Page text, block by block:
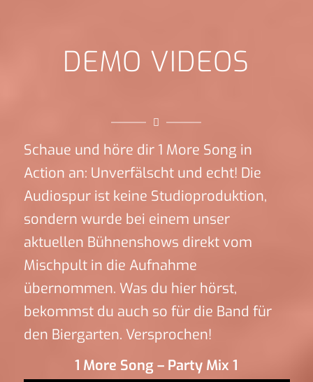
DEMO VIDEOS
Schaue und höre dir 1 More Song in
Action an: Unverfälscht und echt! Die
Audiospur ist keine Studioproduktion,
sondern wurde bei einem unser
aktuellen Bühnenshows direkt vom
Mischpult in die Aufnahme
übernommen. Was du hier hörst,
bekommst du auch so für die Band für
den Biergarten. Versprochen!
1 More Song – Party Mix 1